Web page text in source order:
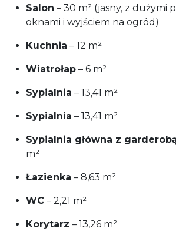
Salon – 30 m² (jasny, z dużymi
oknami i wyjściem na ogród)
Kuchnia – 12 m²
Wiatrołap – 6 m²
Sypialnia – 13,41 m²
Sypialnia – 13,41 m²
Sypialnia główna z
m²
Łazienka – 8,63 m²
WC – 2,21 m²
Korytarz – 13,26 m²